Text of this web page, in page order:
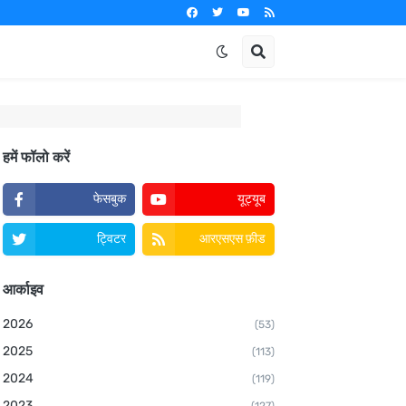
हमें फॉलो करें
फेसबुक यूट्यूब
ट्विटर आरएसएस फ़ीड
आर्काइव
2026 (53)
2025 (113)
2024 (119)